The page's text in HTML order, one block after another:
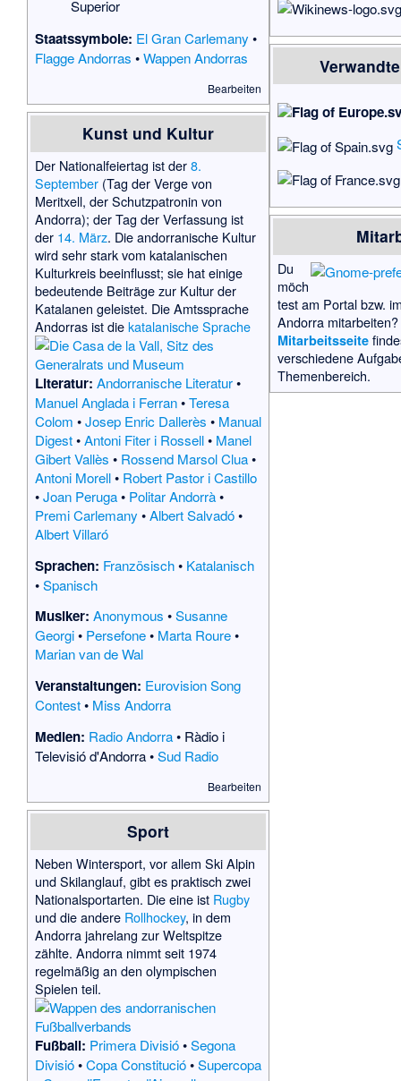
Superior
Staatssymbole: El Gran Carlemany •
Flagge Andorras •Wappen Andorras
Bearbeiten
Kunst und Kultur
Der Nationalfeiertag ist der8.
September (Tag der Verge von
Meritxell, der Schutzpatronin von
Andorra); der Tag der Verfassung ist
der 14. März. Die andorranische Kultur
wird sehr stark vom katalanischen
Kulturkreis beeinflusst; sie hat einige
bedeutende Beiträge zur Kultur der
Katalanen geleistet. Die Amtssprache
Andorras ist diekatalanische Sprache
Literatur: Andorranische Literatur•
Manuel Anglada i Ferran•Teresa
Colom •Josep Enric Dallerès • Manual
Digest•Antoni Fiter i Rossell• Manel
Gibert Vallès • Rossend Marsol Clua•
Antoni Morell• Robert Pastor i Castillo
•Joan Peruga• Politar Andorrà•
Premi Carlemany •Albert Salvadó•
Albert Villaró
Sprachen: Französisch• Katalanisch
•Spanisch
Musiker: Anonymous •Susanne
Georgi• Persefone• Marta Roure•
Marian van de Wal
Veranstaltungen: Eurovision Song
Contest• Miss Andorra
Medien: Radio Andorra• Ràdio i
Televisió d'Andorra•Sud Radio
Bearbeiten
Sport
Neben Wintersport, vor allem Ski Alpin
und Skilanglauf, gibt es praktisch zwei
Nationalsportarten. Die eine ist Rugby
und die andere Rollhockey, in dem
Andorra jahrelang zur Weltspitze
zählte. Andorra nimmt seit 1974
regelmäßig an den olympischen
Spielen teil.
Fußball: Primera Divisió•Segona
Divisió•Copa Constitució•Supercopa
Du
möch
test am Portal bzw.
Andorra
Mitarbeitsseite
verschiedene
Themenbereich.